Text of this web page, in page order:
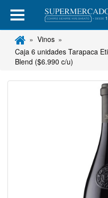
Vinos
Caja 6 unidades Tarapaca
Blend ($6.990 c/u)